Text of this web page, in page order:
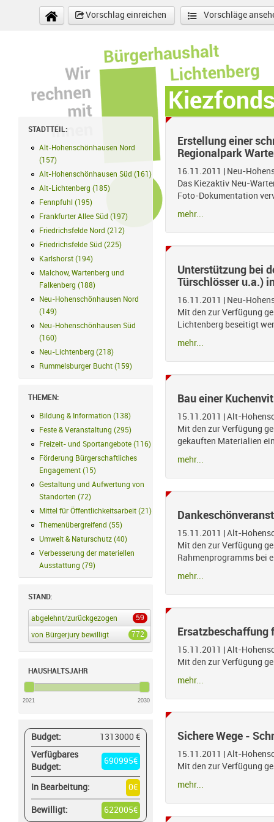
Direkt zum Inhalt
Vorschlag einreichen
Vorschläge
STADTTEIL:
Alt-Hohenschönhausen Nord
(157) Alt-Hohenschönhausen Nord Filter anwenden
Alt-Hohenschönhausen Süd (161 ) Alt-Hohenschönhausen Süd Filter
Alt-Lichtenberg (185) Alt-Lichtenberg Filter anwenden
Fennpfuhl (195) Fennpfuhl Filter anwenden
Frankfurter Allee Süd (197) Frankfurter Allee Süd Filter anwenden
Friedrichsfelde Nord (212) Friedrichsfelde Nord Filter anwenden
Friedrichsfelde Süd (225) Friedrichsfelde Süd Filter anwenden
Karlshorst (194)
Malchow, Wartenberg und
Falkenberg (188) Malchow, Wartenberg und Falkenberg Filter anwenden
Neu-Hohenschönhausen Nord
(149) Neu-Hohenschönhausen Nord Filter anwenden
Neu-Hohenschönhausen Süd
(160) Neu-Hohenschönhausen Süd Filter anwenden
Neu-Lichtenberg (218)
Rummelsburger Bucht (159)
THEMEN:
Bildung & Information (138) Bildung & Information Filter anwenden
Feste & Veranstaltung (295) Feste & Veranstaltung Filter anwenden
Freizeit- und Sportangebote (116) Freizeit- und Sportangebote Filter
Förderung Bürgerschaftliches
Engagement (15)
Gestaltung und Aufwertung von
Standorten (72) Gestaltung und Aufwertung von Standorten Filter
Mittel für Öffentlichkeitsarbeit (21 ) Mittel für Öffentlichkeitsarbeit Filter
Themenübergreifend (55)
Umwelt & Naturschutz (40) Umwelt & Naturschutz Filter anwenden
Verbesserung der materiellen
Ausstattung (79)
STAND:
abgelehnt/zurückgezogen 59
abgelehnt/zurückgezogen Filter anwenden
von Bürgerjury bewilligt
772
von Bürgerjury bewilligt Filter anwenden
HAUSHALTSJAHR
2021 2030
Budget:
1313000 €
Verfügbares
Budget:
690995€
In Bearbeitung: 0€
Bewilligt: 622005€
Erstellung einer
Regionalpark
16.11.2011
Neu-
Das Kiezaktiv Neu-
Foto-Dokumentation
mehr...
Unterstützung bei
Türschlösser u.a.)
16.11.2011
Neu-
Mit den zur Verfügung
Lichtenberg beseitigt
mehr...
Bau einer
15.11.2011
Alt-
Mit den zur Verfügung
gekauften Materialien
mehr...
15.11.2011
Alt-
Mit den zur Verfügung
Rahmenprogramms bei
mehr...
Ersatzbeschaffung
15.11.2011
Alt-
Mit den zur Verfügung
mehr...
Sichere Wege -
15.11.2011
Alt-
Mit den zur Verfügung
mehr...